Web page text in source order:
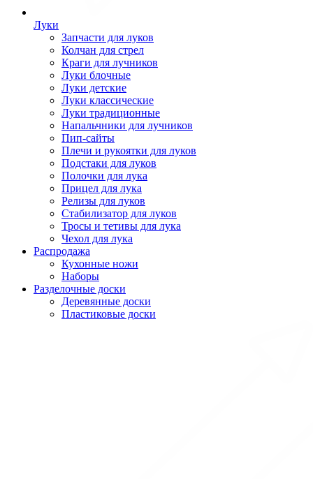
Луки
Запчасти для луков
Колчан для стрел
Краги для лучников
Луки блочные
Луки детские
Луки классические
Луки традиционные
Напальчники для лучников
Пип-сайты
Плечи и рукоятки для луков
Подстаки для луков
Полочки для лука
Прицел для лука
Релизы для луков
Стабилизатор для луков
Тросы и тетивы для лука
Чехол для лука
Распродажа
Кухонные ножи
Наборы
Разделочные доски
Деревянные доски
Пластиковые доски